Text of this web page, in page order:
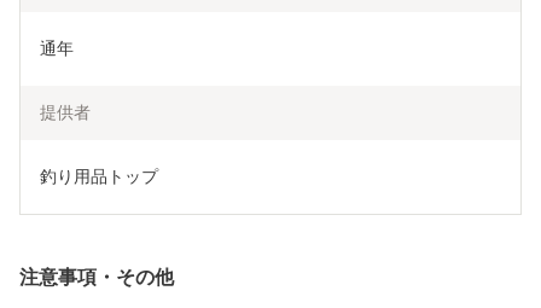
通年
提供者
釣り用品トップ
注意事項・その他